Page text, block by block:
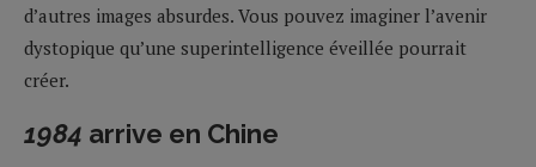
d’autres images absurdes. Vous pouvez imaginer l’avenir
dystopique qu’une superintelligence éveillée pourrait
créer.
1984 arrive en Chine